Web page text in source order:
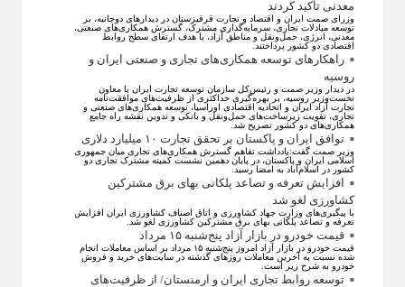
معدنی تأکید کردند
وزرای صمت ایران و اقتصاد و تجارت قرقیزستان در دیدار‌های دوجانبه، بر
توسعه مبادلات تجاری، سرمایه‌گذاری مشترک، گسترش همکاری‌های صنعتی،
معدنی، انرژی، حمل‌ونقل و مناطق آزاد، با هدف ارتقای سطح روابط
اقتصادی دو کشور پرداختند.
راهکارهای توسعه همکاری‌های تجاری و صنعتی ایران و
روسیه
در دیدار وزیر صمت و رئیس‌کل سازمان توسعه تجارت ایران با معاون
نخست‌وزیر روسیه، بر بهره‌گیری حداکثری از ظرفیت‌های موافقت‌نامه
تجارت آزاد ایران و اتحادیه اقتصادی اوراسیا، توسعه همکاری‌های صنعتی و
تجاری، تقویت زیرساخت‌های حمل‌ونقل و بانکی و تدوین نقشه راه جامع
همکاری‌های دو کشور تصریح شد.
توافق ایران و پاکستان بر تحقق تجارت ۱۰ میلیارد دلاری
وزیر صمت گفت:یادداشت تفاهم گسترش همکاری‌های تجاری میان جمهوری
اسلامی ایران و پاکستان، در پایان دهمین نشست کمیته مشترک تجاری دو
کشور در اسلام‌آباد به امضا رسید.
افزایش تعرفه و تصاعد پلکانی بهای برق مشترکین
کشاورزی لغو شد
با پیگیری‌های وزارت جهاد کشاورزی و اتاق اصناف کشاورزی ایران افزایش
تعرفه و تصاعد پلکانی بهای برق مشترکین کشاورزی لغو شد.
قیمت خودرو در بازار آزاد پنج‌شنبه ۱۵ مرداد
قیمت خودرو در بازار آزاد امروز پنج‌شنبه ۱۵ مرداد بر اساس معاملات انجام
شده نسبت به آخرین معاملات روز‌های گذشته در سایت‌های خرید و فروش
خودرو به شرح زیر است.
توسعه روابط تجاری ایران و ارمنستان/ از ظرفیت‌های